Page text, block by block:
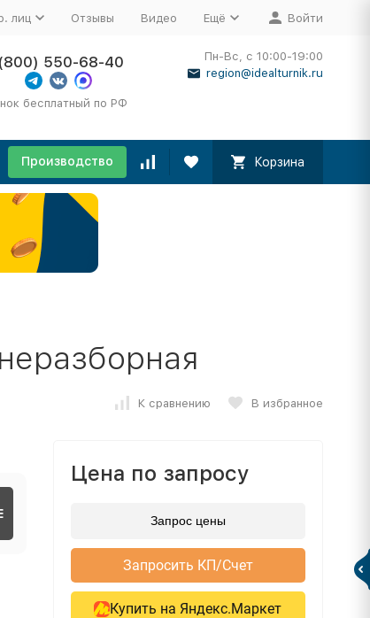
лиц Отзывы Видео Ещё Войти
550-68-40
бесплатный по РФ
Пн-Вс, с 10:00-19:00
region@idealturnik.ru
Производство Корзина
К сравнению В избранное
Цена по запросу
Запрос цены
Запросить КП/Счет
Купить на Яндекс.Маркет